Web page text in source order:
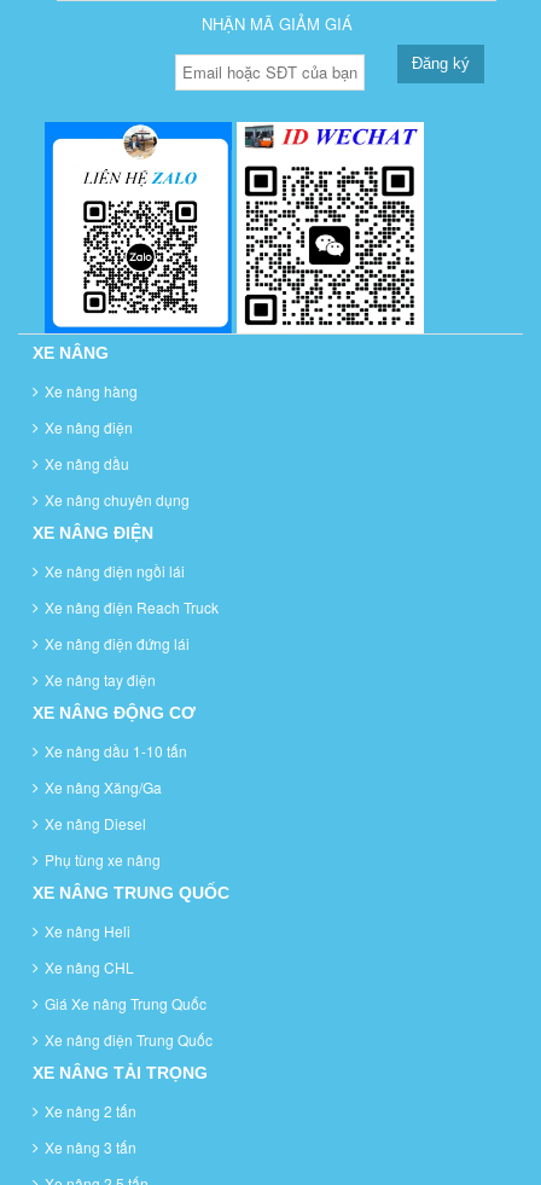
NHẬN MÃ GIẢM GIÁ
Đăng ký
XE NÂNG
Xe nâng hàng
Xe nâng điện
Xe nâng dầu
Xe nâng chuyên dụng
XE NÂNG ĐIỆN
Xe nâng điện ngồi lái
Xe nâng điện Reach Truck
Xe nâng điện đứng lái
Xe nâng tay điện
XE NÂNG ĐỘNG CƠ
Xe nâng dầu 1-10 tấn
Xe nâng Xăng/Ga
Xe nâng Diesel
Phụ tùng xe nâng
XE NÂNG TRUNG QUỐC
Xe nâng Heli
Xe nâng CHL
Giá Xe nâng Trung Quốc
Xe nâng điện Trung Quốc
XE NÂNG TẢI TRỌNG
Xe nâng 2 tấn
Xe nâng 3 tấn